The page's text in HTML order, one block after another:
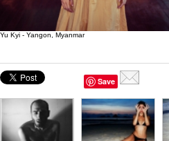
Yu Kyi - Yangon, Myanmar
Save